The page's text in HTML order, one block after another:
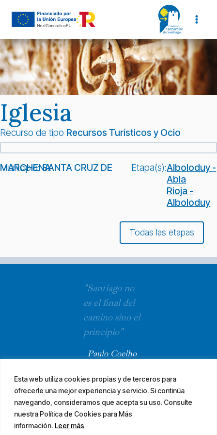
Esta web utiliza cookies propias y de terceros para
ofrecerle una mejor experiencia y servicio. Si continúa
navegando, consideramos que acepta su uso. Consulte
nuestra Política de Cookies para Más
información. Leer más
Iglesia
Recurso de tipo Recursos Turísticos y Ocio
Municipio:
SANTA CRUZ DE MARCHENA Etapa(s):Alboloduy -
Abla
Rioja -
Alboloduy
Todas las etapas
"Santiago no
es el final del
camino sino el
principio"
Paulo Coelho